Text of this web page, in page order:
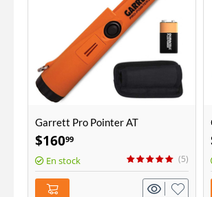
Garrett Pro Pointer AT
$16099
En stock (5)